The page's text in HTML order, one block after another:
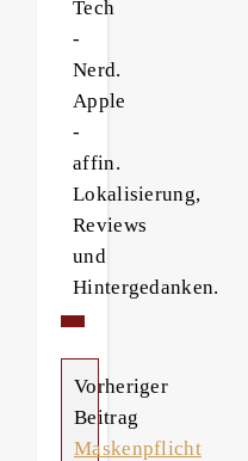
Tech
-
Nerd.
Apple
-
affin.
Lokalisierung,
Reviews
und
Hintergedanken.
Vorheriger
Beitrag
Maskenpflicht